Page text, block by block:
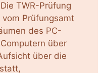
TWR-Prüfung
Prüfungsamt
des PC-
über
über die